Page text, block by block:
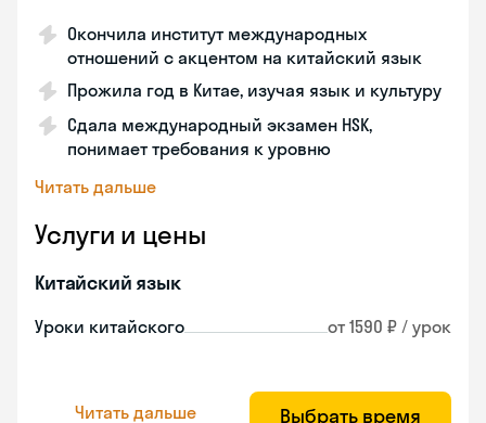
Окончила институт международных
отношений с акцентом на китайский язык
Прожила год в Китае, изучая язык и культуру
Сдала международный экзамен HSK,
понимает требования к уровню
Читать дальше
Услуги и цены
Китайский язык
Уроки китайского от 1590 ₽ / урок
Читать дальше Выбрать время